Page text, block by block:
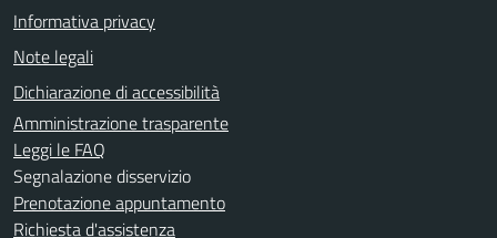
Informativa privacy
Note legali
Dichiarazione di accessibilità
Amministrazione trasparente
Leggi le FAQ
Segnalazione disservizio
Prenotazione appuntamento
Richiesta d'assistenza